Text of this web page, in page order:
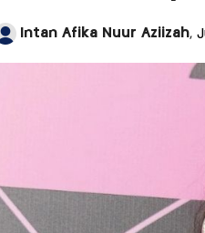
Intan Afika Nuur Aziizah,